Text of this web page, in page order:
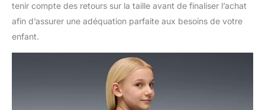
tenir compte des retours sur la taille avant de finaliser l’achat
afin d’assurer une adéquation parfaite aux besoins de votre
enfant.